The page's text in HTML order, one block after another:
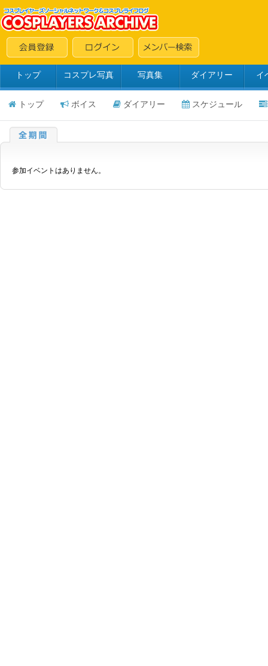
トップ コスプレ写真 写真集 ダイアリー イ
トップ ボイス ダイアリー スケジュール
参加イベントはありません。